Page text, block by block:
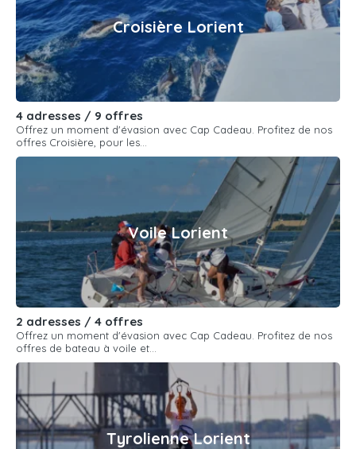
Croisière Lorient
4 adresses / 9 offres
Offrez un moment d'évasion avec Cap Cadeau. Profitez de nos
offres Croisière, pour les...
Voile Lorient
2 adresses / 4 offres
Offrez un moment d'évasion avec Cap Cadeau. Profitez de nos
offres de bateau à voile et...
Tyrolienne Lorient